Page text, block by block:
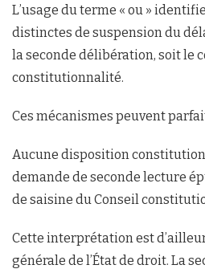
L’usage du terme « ou »
distinctes de suspension du
la seconde délibération, soit le
constitutionnalité.
Ces mécanismes peuvent
Aucune disposition
demande de seconde lecture
de saisine du Conseil
Cette interprétation est
générale de l’État de droit. La